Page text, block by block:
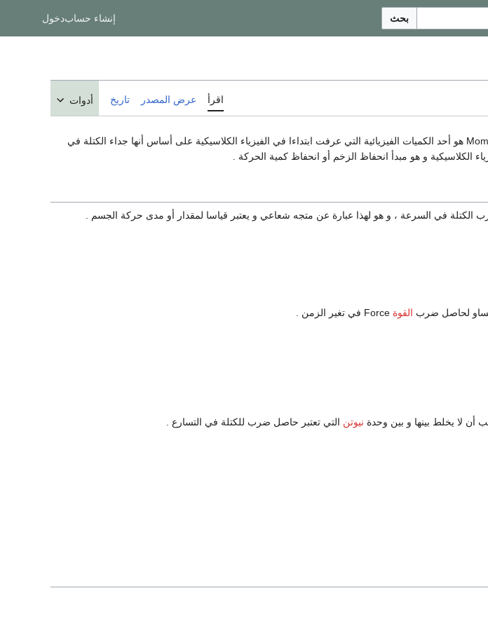
بحث إنشاء حسابدخول
اقرأ عرض المصدر تاريخ أدوات
أيضا) Momentum هو أحد الكميات الفيزيائية التي عرفت ابتداءا في الفيزياء الكلاسيكية على أساس أنها جداء الكتلة في
الكلاسيكية و هو مبدأ انحفاظ الزخم أو انحفاظ كمية الحركة .
الكتلة في السرعة ، و هو لهذا عبارة عن متجه شعاعي و يعتبر قياسا لمقدار أو مدى حركة الجسم .
القوة
أن لا يخلط بينها و بين وحدة نيوتن التي تعتبر حاصل ضرب للكتلة في التسارع .